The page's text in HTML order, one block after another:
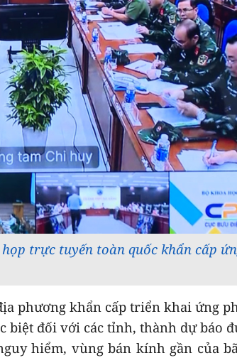
trực tuyến toàn quốc khẩn cấp
phương khẩn cấp triển khai ứng
biệt đối với các tỉnh, thành dự báo
hiểm, vùng bán kính gần của